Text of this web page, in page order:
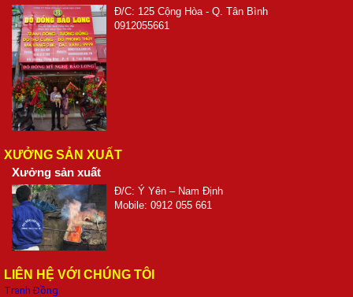
Đ/C: 125 Cộng Hòa - Q. Tân Bình
0912055661
XƯỞNG SẢN XUẤT
Xưởng sản xuất
Đ/C: Ý Yên – Nam Định
Mobile: 0912 055 661
LIÊN HỆ VỚI CHÚNG TÔI
Tranh Đồng